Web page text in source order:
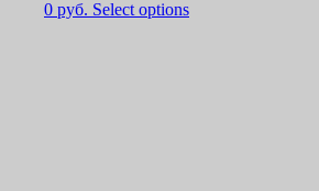
0 руб. Select options